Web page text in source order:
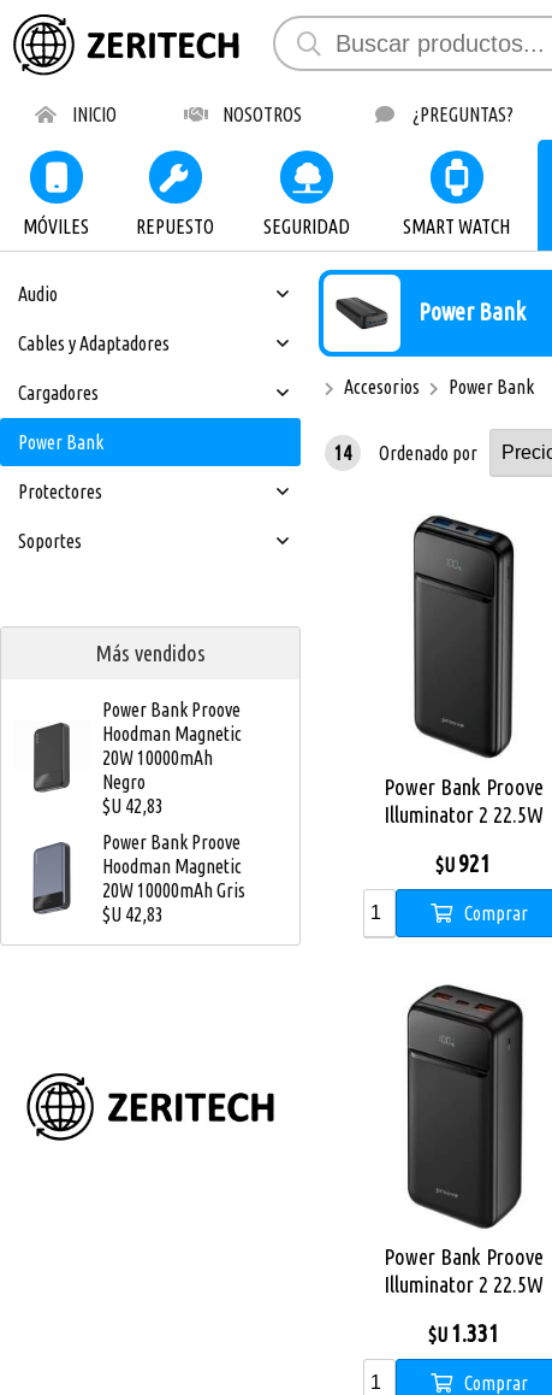
INICIO NOSOTROS ¿PREGUNTAS?
MÓVILES REPUESTO SEGURIDAD SMART WATCH
Audio
Cables y Adaptadores
Cargadores
Power Bank
Protectores
Soportes
Más vendidos
Power Bank Proove
Hoodman Magnetic
20W 10000mAh
Negro
$U 42,83
Power Bank Proove
Hoodman Magnetic
20W 10000mAh Gris
$U 42,83
Power Bank
Accesorios Power Bank
14 Ordenado por
Power Bank Proove
Illuminator 2 22.5W
$U 921
Comprar
Power Bank Proove
Illuminator 2 22.5W
$U 1.331
Comprar